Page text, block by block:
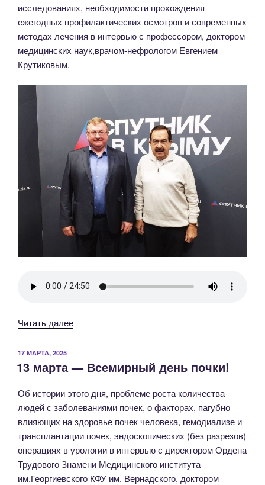
исследованиях, необходимости прохождения
ежегодных профилактических осмотров и современных
методах лечения в интервью с профессором, доктором
медицинских наук,врачом-нефрологом Евгением
Крутиковым.
Читать далее«12
Всемирный
почки!»
ОПУБЛИКОВАНО
17 МАРТА, 2025
13 марта — Всемирный день почки!
Об истории этого дня, проблеме роста количества
людей с заболеваниями почек, о факторах, пагубно
влияющих на здоровье почек человека, гемодиализе и
трансплантации почек, эндоскопических (без разрезов)
операциях в урологии в интервью с директором Ордена
Трудового Знамени Медицинского института
им.Георгиевского КФУ им. Вернадского, доктором